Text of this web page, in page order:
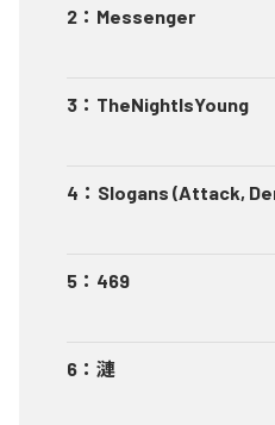
2 ： Messenger
3 ： TheNightIsYoung
4 ： Slogans (Attack,
5 ： 469
6 ： 漣